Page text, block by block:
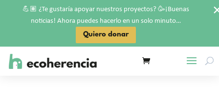
💪🏽 ¿Te gustaría apoyar nuestros proyectos? 🥳¡Buenas
noticias! Ahora puedes hacerlo en un solo minuto…
Quiero donar